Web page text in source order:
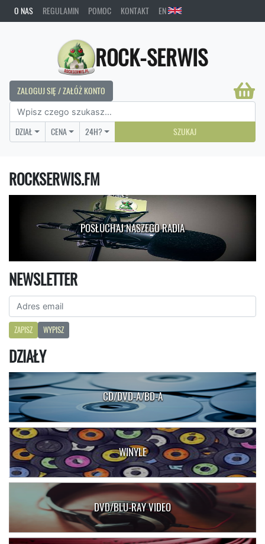
O NAS REGULAMIN POMOC KONTAKT EN
ROCK-SERWIS
ZALOGUJ SIĘ / ZAŁÓŻ KONTO
DZIAŁ CENA 24H? SZUKAJ
ROCKSERWIS.FM
POSŁUCHAJ NASZEGO RADIA
NEWSLETTER
ZAPISZ WYPISZ
DZIAŁY
CD/DVD-A/BD-A
WINYLE
DVD/BLU-RAY VIDEO